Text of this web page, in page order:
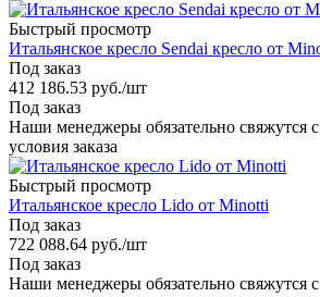
Быстрый просмотр
Итальянское кресло Sendai кресло от
Под заказ
412 186.53 руб./шт
Под заказ
Наши менеджеры обязательно свяжутся
условия заказа
Быстрый просмотр
Итальянское кресло Lido от Minotti
Под заказ
722 088.64 руб./шт
Под заказ
Наши менеджеры обязательно свяжутся